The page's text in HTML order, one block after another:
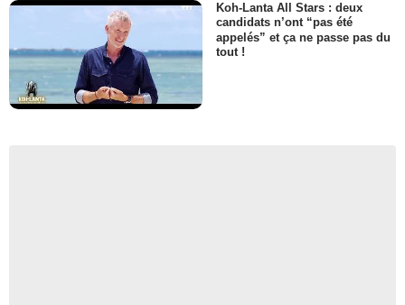
Koh-Lanta All Stars : deux
candidats n’ont “pas été
appelés” et ça ne passe pas du
tout !